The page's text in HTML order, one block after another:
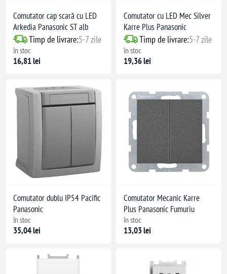
Comutator cap scară cu LED
Arkedia Panasonic ST alb
Timp de livrare:5-7 zile
în stoc
16,81 lei
Comutator cu LED Mec Silver
Karre Plus Panasonic
Timp de livrare:5-7 zile
în stoc
19,36 lei
Comutator dublu IP54 Pacific
Panasonic
în stoc
35,04 lei
Comutator Mecanic Karre
Plus Panasonic Fumuriu
în stoc
13,03 lei